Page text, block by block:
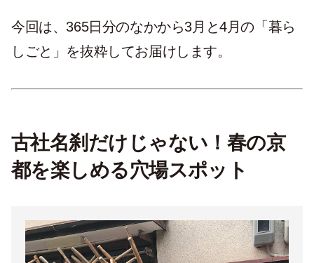
今回は、365日分のなかから3月と4月の「暮ら
しごと」を抜粋してお届けします。
古社名刹だけじゃない！春の京
都を楽しめる穴場スポット